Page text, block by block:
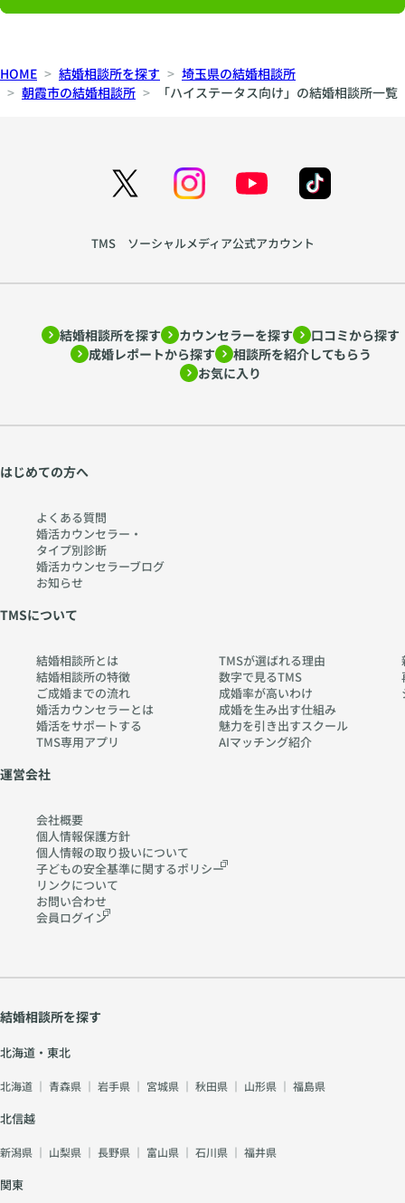
HOME 結婚相談所を探す
埼玉県の結婚相談所
朝霞市の結婚相談所
「ハイステータス向け」の結婚相談所一覧
TMS ソーシャルメディア公式アカウント
結婚相談所を探す カウンセラーを探す
口コミから探す
成婚レポートから探す
相談所を紹介してもらう
お気に入り
はじめての方へ
よくある質問
婚活カウンセラー・
タイプ別診断
婚活カウンセラーブログ
お知らせ
TMSについて
結婚相談所とは
結婚相談所の特徴
ご成婚までの流れ
婚活カウンセラーとは
婚活をサポートする
TMS専用アプリ
TMSが選ばれる理由
数字で見るTMS
成婚率が高いわけ
成婚を生み出す仕組み
魅力を引き出すスクール
AIマッチング紹介
運営会社
会社概要
個人情報保護方針
個人情報の取り扱いについて
子どもの安全基準に関するポリシー
リンクについて
お問い合わせ
会員ログイン
結婚相談所を探す
北海道・東北
北海道 ｜ 青森県 ｜ 岩手県 ｜ 宮城県 ｜ 秋田県 ｜ 山形県 ｜ 福島県
北信越
新潟県 ｜ 山梨県 ｜ 長野県 ｜ 富山県 ｜ 石川県 ｜ 福井県
関東